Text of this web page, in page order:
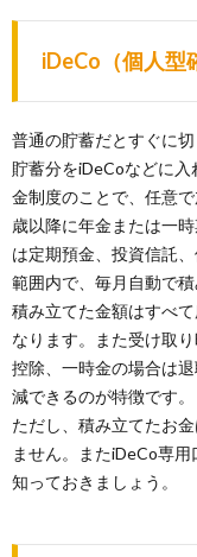
iDeCo（個人型
普通の貯蓄だとすぐに
貯蓄分をiDeCoなどに
金制度のことで、任意
歳以降に年金または一
は定期預金、投資信託
範囲内で、毎月自動で積
積み立てた金額はすべ
なります。また受け取
控除、一時金の場合は
減できるのが特徴です。
ただし、積み立てたお
ません。またiDeCo専
知っておきましょう。